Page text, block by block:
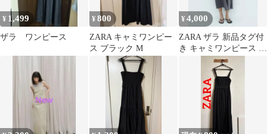
¥ 1,499
ザラ ワンピース
¥800
ZARA キャミワンピー
ス ブラック M
¥4,000
ZARA ザラ 新品タグ付
き キャミワンピース ロ
ングワンピース⚠️本日
限定値下げ